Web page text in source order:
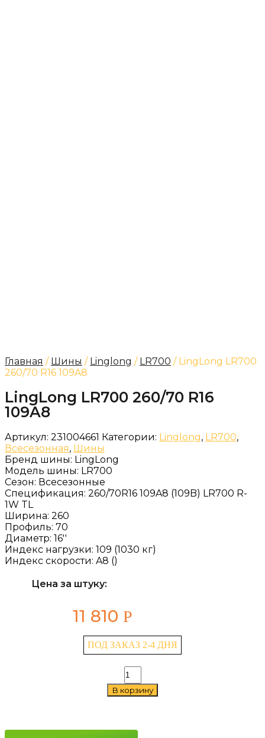
Главная / Шины / Linglong / LR700 / LingLong LR700
260/70 R16 109A8
LingLong LR700 260/70 R16
109A8
Артикул: 231004661 Категории: Linglong, LR700,
Всесезонная, Шины
Бренд шины: LingLong
Модель шины: LR700
Сезон: Всесезонные
Спецификация: 260/70R16 109A8 (109B) LR700 R-
1W TL
Ширина: 260
Профиль: 70
Диаметр: 16''
Индекс нагрузки: 109 (1030 кг)
Индекс скорости: A8 ()
Цена за штуку:
11 810 Р
ПОД ЗАКАЗ 2-4 ДНЯ
Количество
товара
LingLong
109A8
В корзину